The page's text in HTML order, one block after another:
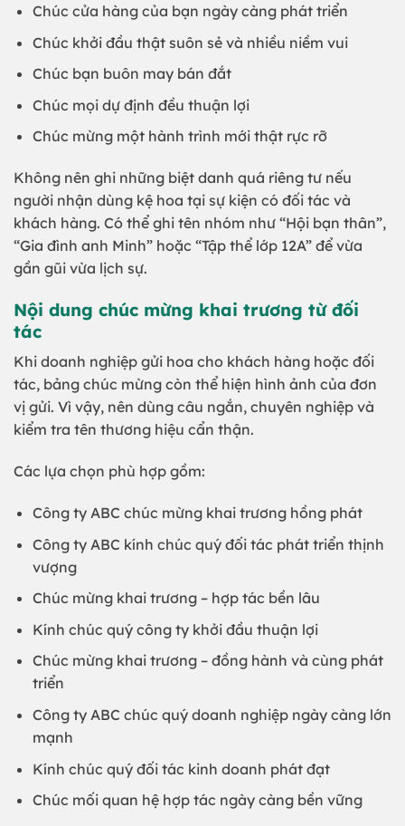
Chúc cửa hàng của bạn ngày càng phát triển
Chúc khởi đầu thật suôn sẻ và nhiều niềm vui
Chúc bạn buôn may bán đắt
Chúc mọi dự định đều thuận lợi
Chúc mừng một hành trình mới thật rực rỡ
Không nên ghi những biệt danh quá riêng tư nếu
người nhận dùng kệ hoa tại sự kiện có đối tác và
khách hàng. Có thể ghi tên nhóm như “Hội bạn thân”,
“Gia đình anh Minh” hoặc “Tập thể lớp 12A” để vừa
gần gũi vừa lịch sự.
Nội dung chúc mừng khai trương từ đối
tác
Khi doanh nghiệp gửi hoa cho khách hàng hoặc đối
tác, bảng chúc mừng còn thể hiện hình ảnh của đơn
vị gửi. Vì vậy, nên dùng câu ngắn, chuyên nghiệp và
kiểm tra tên thương hiệu cẩn thận.
Các lựa chọn phù hợp gồm:
Công ty ABC chúc mừng khai trương hồng phát
Công ty ABC kính chúc quý đối tác phát triển thịnh
vượng
Chúc mừng khai trương – hợp tác bền lâu
Kính chúc quý công ty khởi đầu thuận lợi
Chúc mừng khai trương – đồng hành và cùng phát
triển
Công ty ABC chúc quý doanh nghiệp ngày càng lớn
mạnh
Kính chúc quý đối tác kinh doanh phát đạt
Chúc mối quan hệ hợp tác ngày càng bền vững